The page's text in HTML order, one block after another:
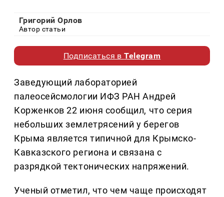
Григорий Орлов
Автор статьи
Подписаться вTelegram
Заведующий лабораторией
палеосейсмологии ИФЗ РАН Андрей
Корженков 22 июня сообщил, что серия
небольших землетрясений у берегов
Крыма является типичной для Крымско-
Кавказского региона и связана с
разрядкой тектонических напряжений.
Ученый отметил, что чем чаще происходят